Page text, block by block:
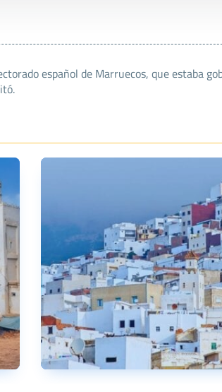
español de Marruecos, que estaba